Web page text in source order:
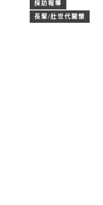
採訪報導
長輩/壯世代關懷